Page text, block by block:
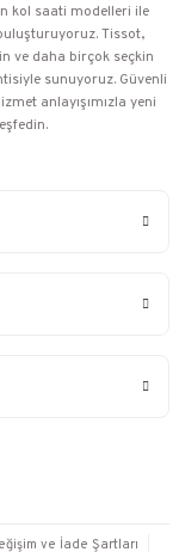
kol saati modelleri ile
Tissot,
ve daha birçok seçkin
sunuyoruz. Güvenli
anlayışımızla yeni
ve İade Şartları